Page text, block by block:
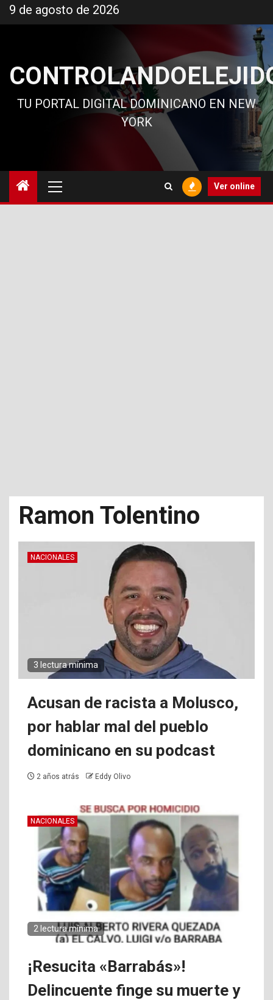
al
9 de agosto de 2026
TU PORTAL DIGITAL DOMINICANO EN NEW
YORK
principal
Ver online
Ramon Tolentino
NACIONALES
3 lectura mínima
Acusan de racista a Molusco,
por hablar mal del pueblo
dominicano en su podcast
2 años atrás Eddy Olivo
NACIONALES
2 lectura mínima
¡Resucita «Barrabás»!
Delincuente finge su muerte y